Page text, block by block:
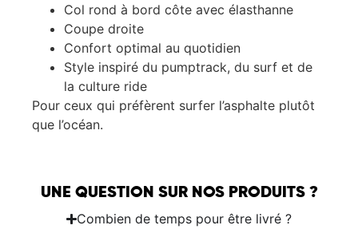
Col rond à bord côte avec élasthanne
Coupe droite
Confort optimal au quotidien
Style inspiré du pumptrack, du surf et de
la culture ride
Pour ceux qui préfèrent surfer l’asphalte plutôt
que l’océan.
UNE QUESTION SUR NOS PRODUITS ?
Combien de temps pour être livré ?